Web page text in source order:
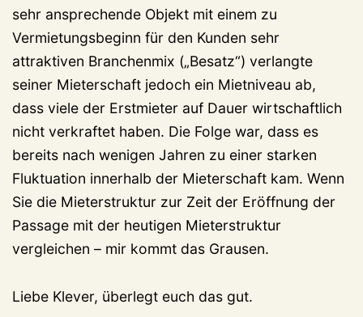
sehr ansprechende Objekt mit einem zu
Vermietungsbeginn für den Kunden sehr
attraktiven Branchenmix („Besatz“) verlangte
seiner Mieterschaft jedoch ein Mietniveau ab,
dass viele der Erstmieter auf Dauer wirtschaftlich
nicht verkraftet haben. Die Folge war, dass es
bereits nach wenigen Jahren zu einer starken
Fluktuation innerhalb der Mieterschaft kam. Wenn
Sie die Mieterstruktur zur Zeit der Eröffnung der
Passage mit der heutigen Mieterstruktur
vergleichen – mir kommt das Grausen.
Liebe Klever, überlegt euch das gut.